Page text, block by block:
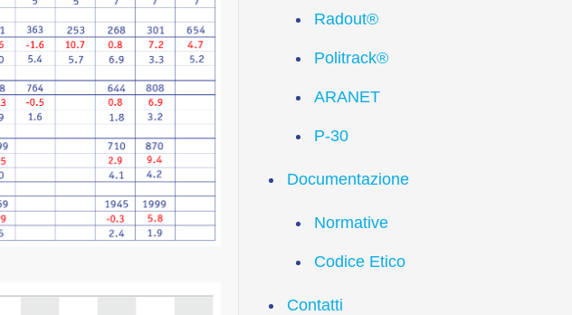
Radout®
Politrack®
ARANET
P-30
Documentazione
Normative
Codice Etico
Contatti